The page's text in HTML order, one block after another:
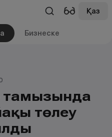
Қаз
Бизнеске
тамызында
төлеу